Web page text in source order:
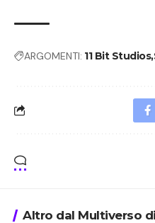
ARGOMENTI: 11 Bit Studios
Altro dal Multiverso